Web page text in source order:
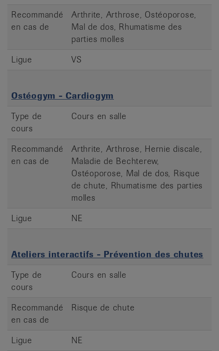
Recommandé
en cas de
Arthrite, Arthrose, Ostéoporose,
Mal de dos, Rhumatisme des
parties molles
Ligue
VS
Ostéogym - Cardiogym
Type de
cours
Cours en salle
Recommandé
en cas de
Arthrite, Arthrose, Hernie discale,
Maladie de Bechterew,
Ostéoporose, Mal de dos, Risque
de chute, Rhumatisme des parties
molles
Ligue
NE
Ateliers interactifs - Prévention des chutes
Type de
cours
Cours en salle
Recommandé
en cas de
Risque de chute
Ligue NE